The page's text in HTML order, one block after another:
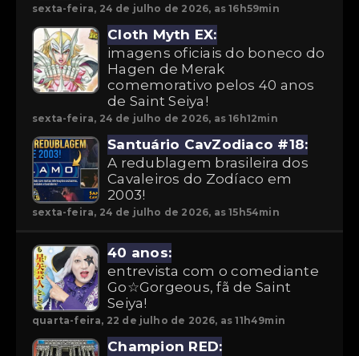
sexta-feira, 24 de julho de 2026, as 16h59min
Cloth Myth EX:
imagens oficiais do boneco do
Hagen de Merak
comemorativo pelos 40 anos
de Saint Seiya!
sexta-feira, 24 de julho de 2026, as 16h12min
Santuário CavZodiaco #18:
A redublagem brasileira dos
Cavaleiros do Zodíaco em
2003!
sexta-feira, 24 de julho de 2026, as 15h54min
40 anos:
entrevista com o comediante
Go☆Gorgeous, fã de Saint
Seiya!
quarta-feira, 22 de julho de 2026, as 11h49min
Champion RED: